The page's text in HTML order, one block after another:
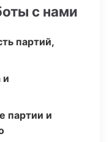
с нами
партий,
и
партии и